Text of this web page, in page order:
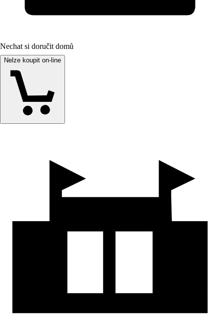
Nechat si doručit domů
Nelze koupit on-line